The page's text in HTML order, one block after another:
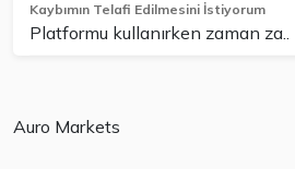
Kaybımın Telafi Edilmesini İstiyorum
Platformu kullanırken zaman za..
Auro Markets